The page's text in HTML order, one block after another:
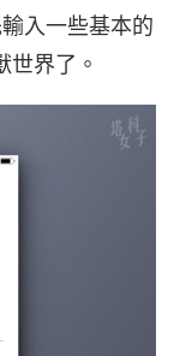
入一些基本的
世界了。